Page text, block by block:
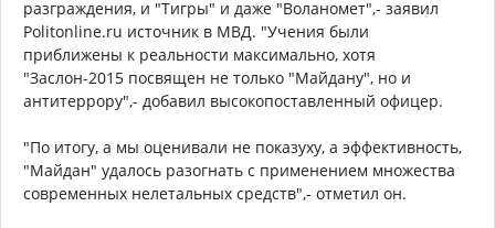
разграждения, и "Тигры" и даже "Воланомет",- заявил
Politonline.ru источник в МВД. "Учения были
приближены к реальности максимально, хотя
"Заслон-2015 посвящен не только "Майдану", но и
антитеррору",- добавил высокопоставленный офицер.
"По итогу, а мы оценивали не показуху, а эффективность,
"Майдан" удалось разогнать с применением множества
современных нелетальных средств",- отметил он.